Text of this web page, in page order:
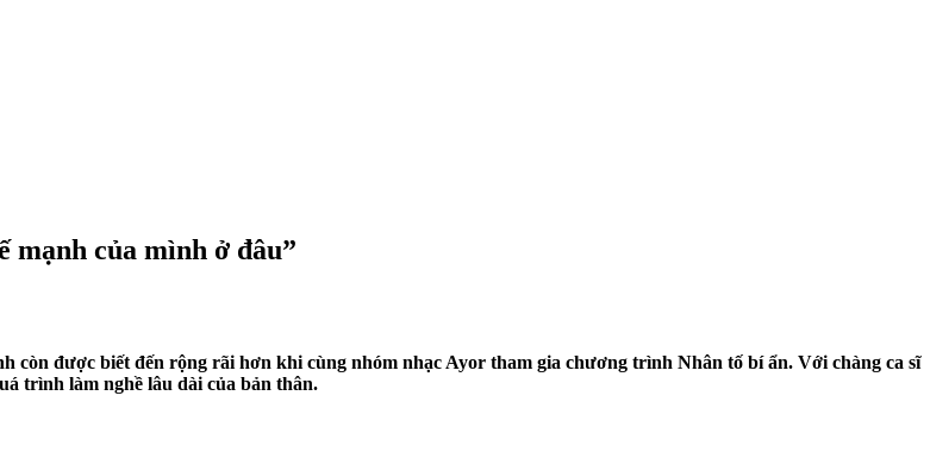
mạnh của mình ở đâu”
còn được biết đến rộng rãi hơn khi cùng nhóm nhạc Ayor tham gia chương trình Nhân tố bí ẩn. Với chàng ca sĩ
trình làm nghề lâu dài của bản thân.